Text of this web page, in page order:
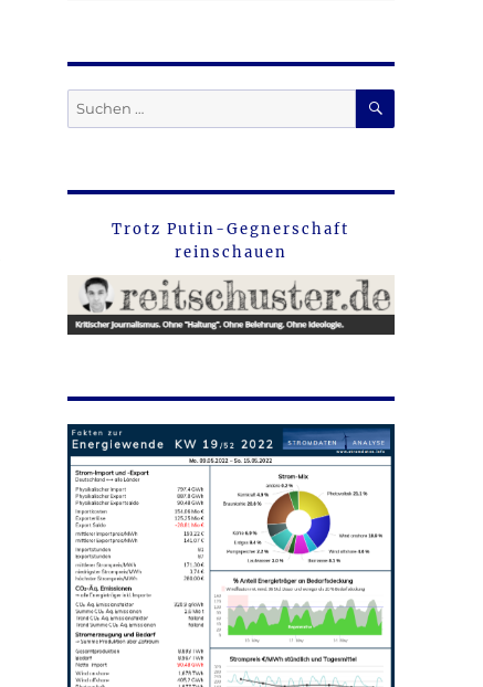
Suche
nach:
SUCHEN
Trotz Putin-Gegnerschaft
reinschauen